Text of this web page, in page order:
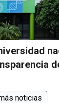
noticias